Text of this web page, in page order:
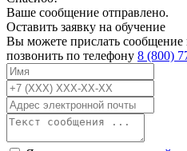
Ваше сообщение отправлено.
Оставить заявку на обучение
Вы можете прислать сообщение
позвонить по телефону 8 (800)